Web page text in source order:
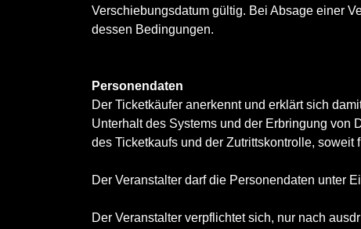
Verschiebungsdatum gültig. Bei Absage einer
dessen Bedingungen.
Personendaten
Der Ticketkäufer anerkennt und erklärt sich
Unterhalt des Systems und der Erbringung von
des Ticketkaufs und der Zutrittskontrolle,
Der Veranstalter darf die Personendaten unter
Der Veranstalter verpflichtet sich, nur nach